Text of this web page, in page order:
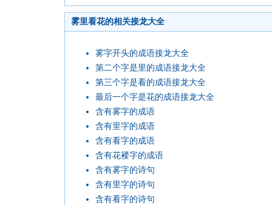
雾里看花的相关接龙大全
雾字开头的成语接龙大全
第二个字是里的成语接龙大全
第三个字是看的成语接龙大全
最后一个字是花的成语接龙大全
含有雾字的成语
含有里字的成语
含有看字的成语
含有花褛字的成语
含有雾字的诗句
含有里字的诗句
含有看字的诗句